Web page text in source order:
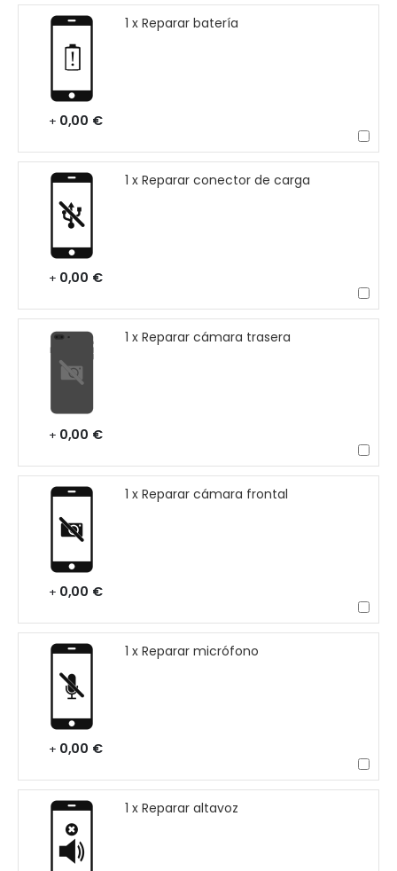
1 x Reparar batería
+ 0,00 €
1 x Reparar conector de carga
+ 0,00 €
1 x Reparar cámara trasera
+ 0,00 €
1 x Reparar cámara frontal
+ 0,00 €
1 x Reparar micrófono
+ 0,00 €
1 x Reparar altavoz